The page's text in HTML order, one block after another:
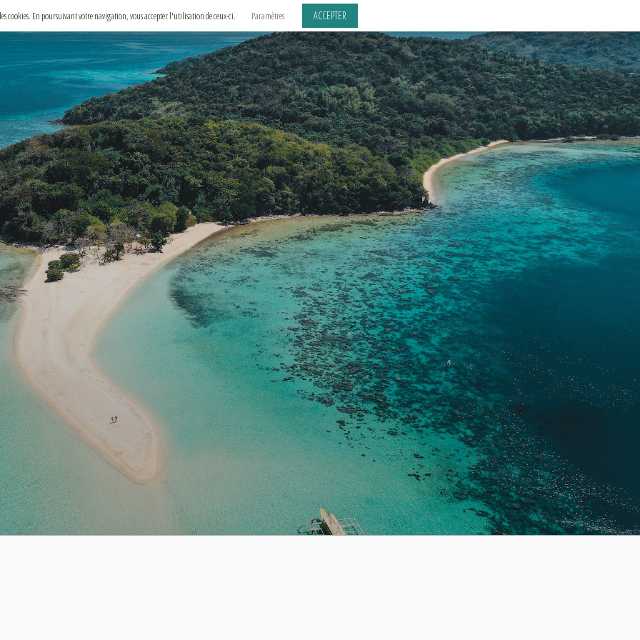
cookies. En poursuivant votre navigation, vous acceptez l'utilisation de ceux-ci. Paramètres ACCEPTER